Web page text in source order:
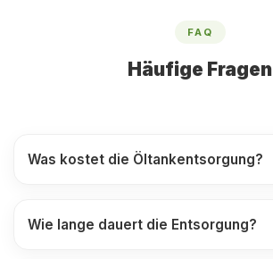
FAQ
Häufige Fragen
Was kostet die Öltankentsorgung?
Wie lange dauert die Entsorgung?